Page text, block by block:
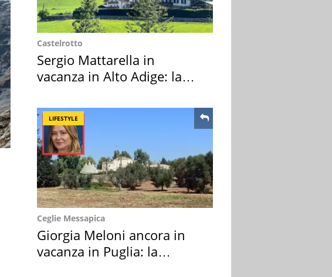
Castelrotto
Sergio Mattarella in
vacanza in Alto Adige: la
LIFESTYLE
Ceglie Messapica
Giorgia Meloni ancora in
vacanza in Puglia: la